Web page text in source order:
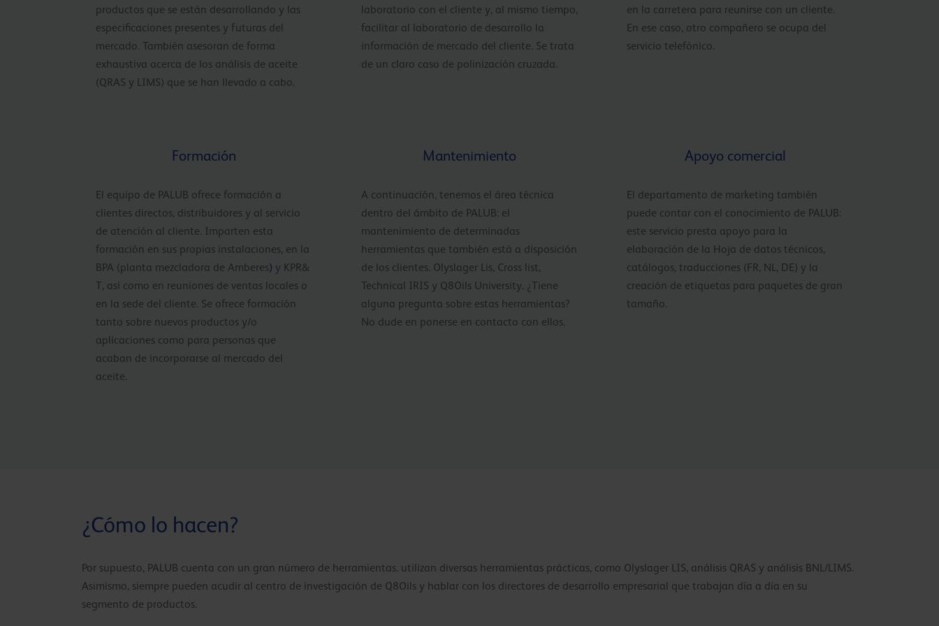
productos que se están desarrollando y las
especificaciones presentes y futuras del
mercado. También asesoran de forma
exhaustiva acerca de los análisis de aceite
(QRAS y LIMS) que se han llevado a cabo.
laboratorio con el cliente y, al mismo tiempo,
facilitar al laboratorio de desarrollo la
información de mercado del cliente. Se trata
de un claro caso de polinización cruzada.
en la carretera para reunirse con un cliente.
En ese caso, otro compañero se ocupa del
servicio telefónico.
Formación
El equipo de PALUB ofrece formación a
clientes directos, distribuidores y al servicio
de atención al cliente. Imparten esta
formación en sus propias instalaciones, en la
BPA (planta mezcladora de Amberes) y KPR&
T, así como en reuniones de ventas locales o
en la sede del cliente. Se ofrece formación
tanto sobre nuevos productos y/o
aplicaciones como para personas que
acaban de incorporarse al mercado del
aceite.
Mantenimiento
A continuación, tenemos el área técnica
dentro del ámbito de PALUB: el
mantenimiento de determinadas
herramientas que también está a disposición
de los clientes. Olyslager Lis, Cross list,
Technical IRIS y Q8Oils University. ¿Tiene
alguna pregunta sobre estas herramientas?
No dude en ponerse en contacto con ellos.
Apoyo comercial
El departamento de marketing también
puede contar con el conocimiento de PALUB:
este servicio presta apoyo para la
elaboración de la Hoja de datos técnicos,
catálogos, traducciones (FR, NL, DE) y la
creación de etiquetas para paquetes de gran
tamaño.
¿Cómo lo hacen?
Por supuesto, PALUB cuenta con un gran número de herramientas. utilizan diversas herramientas prácticas, como Olyslager LIS, análisis QRAS y análisis BNL/LIMS.
Asimismo, siempre pueden acudir al centro de investigación de Q8Oils y hablar con los directores de desarrollo empresarial que trabajan día a día en su
segmento de productos.